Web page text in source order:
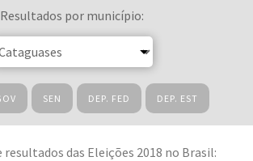
Resultados por município:
SEN DEP. FED DEP. EST
resultados das Eleições 2018 no Brasil: